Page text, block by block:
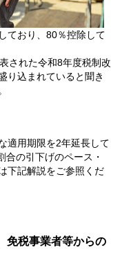
ており、80％控除して
された令和8年度税制改
り込まれていると聞き
適用期限を2年延長して
の引下げのペース・
下記解説をご参照くだ
免税事業者等からの